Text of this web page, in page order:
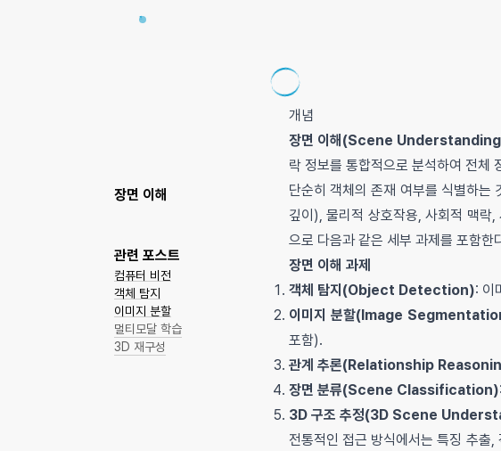
장면 이해
관련 포스트
컴퓨터 비전
객체 탐지
이미지 분할
멀티모달 학습
3D 재구성
개념
장면 이해(Scene
락 정보를 통합적으로 분석하여 전
단순히 객체의 존재 여부를 식별하
깊이), 물리적 상호작용, 사회적 맥락
으로 다음과 같은 세부 과제를 포함한
장면 이해 과제
객체 탐지(Object Detection): 이
이미지 분할(Image
포함).
관계 추론(Relationship
장면 분류(Scene Classification)
3D 구조 추정(3D Scene
전통적인 접근 방식에서는 특징 추출